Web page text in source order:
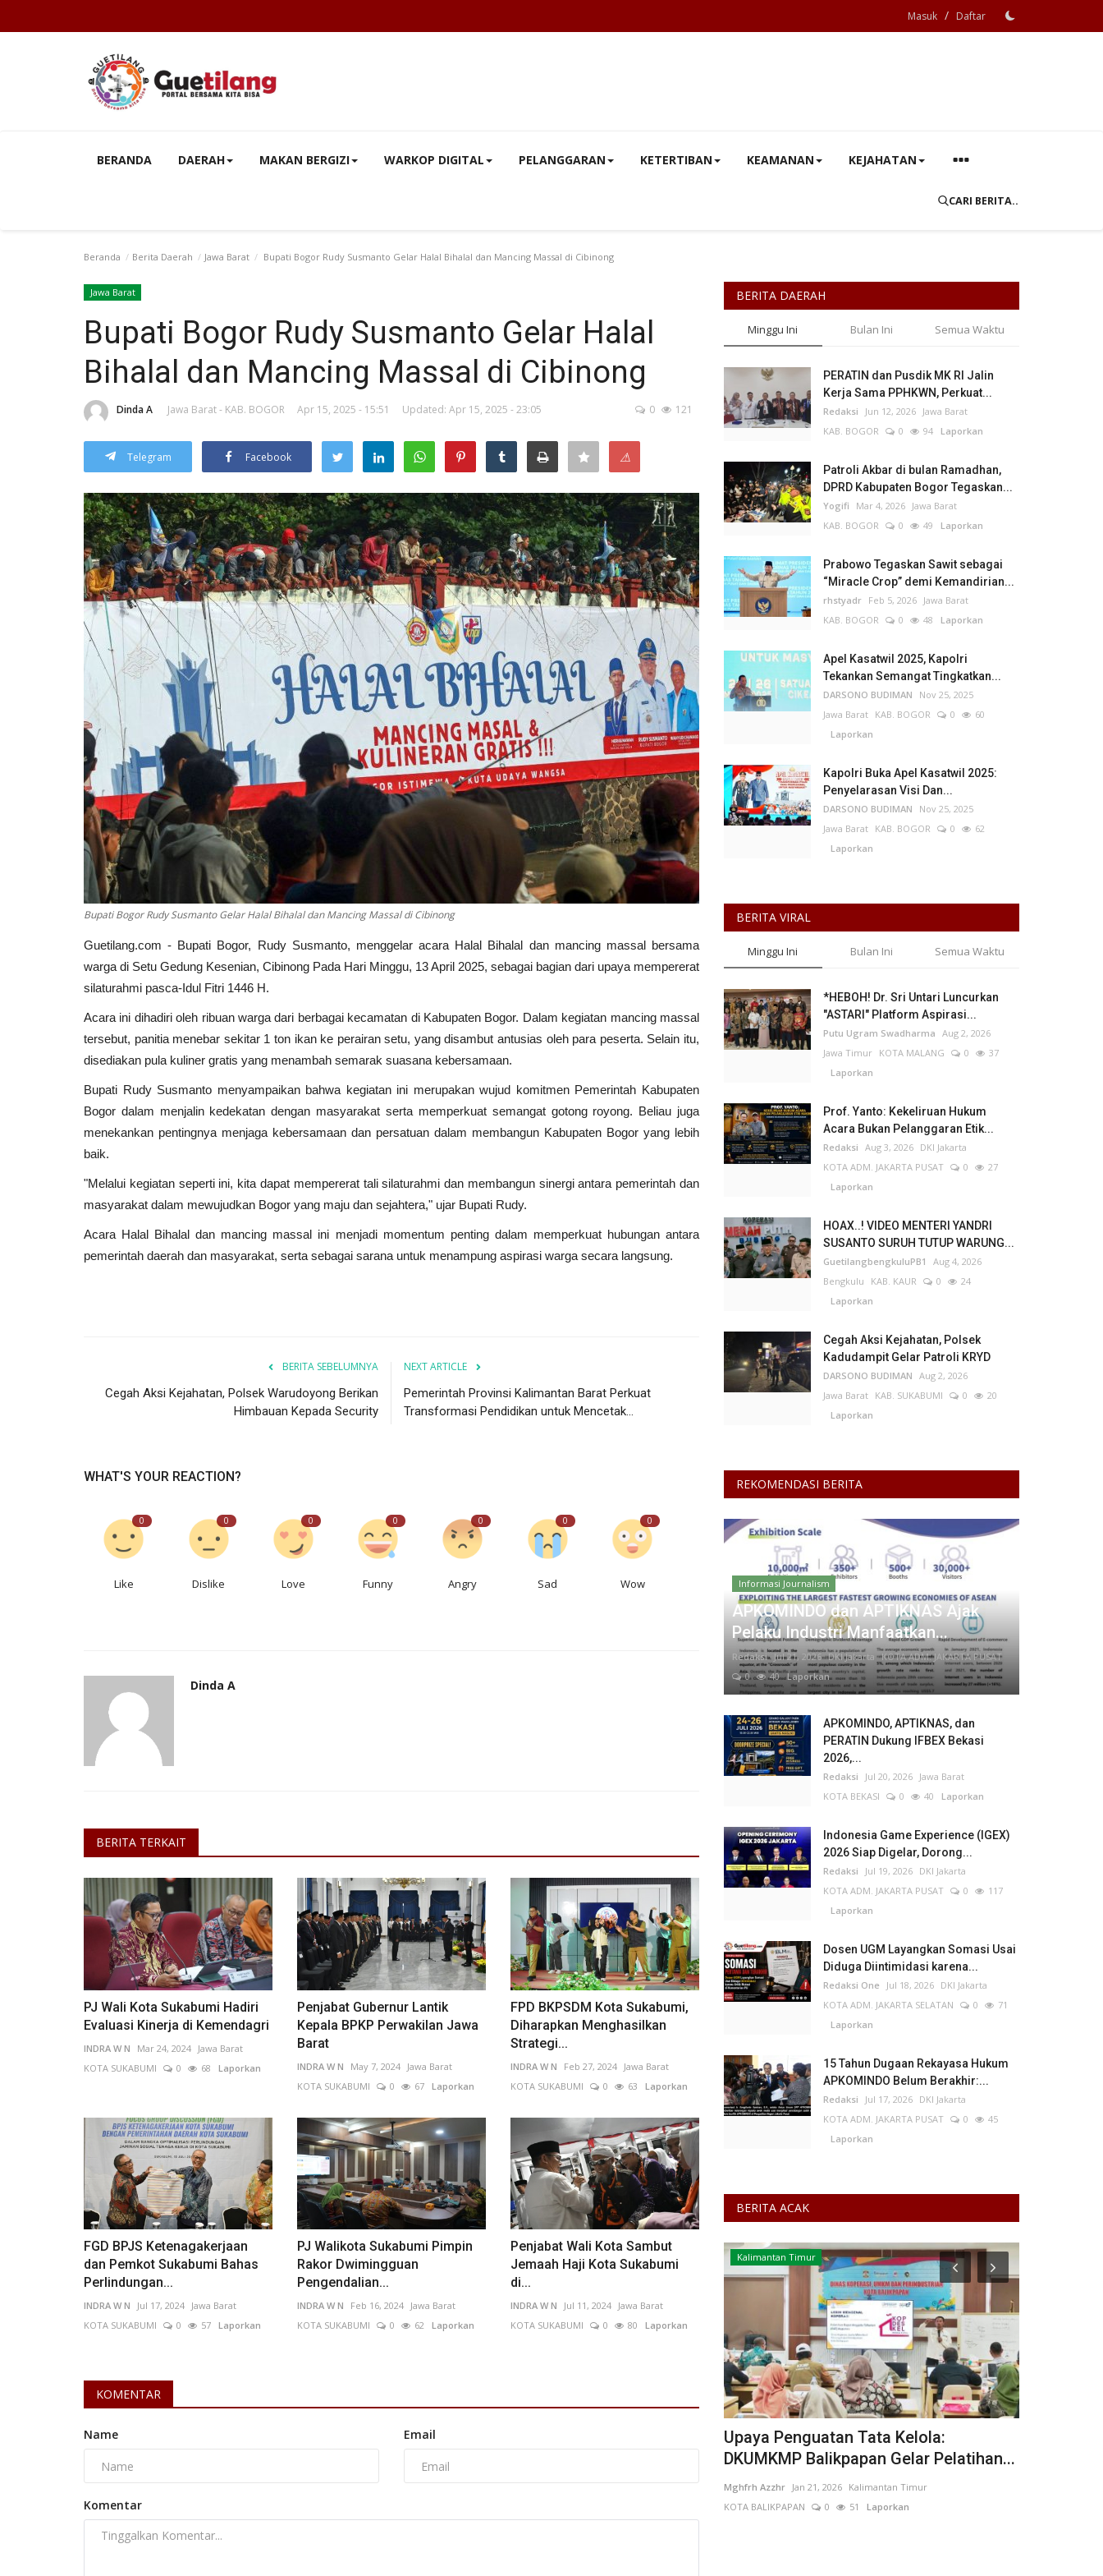
Masuk / Daftar
BERANDA DAERAH MAKAN BERGIZI WARKOP DIGITAL PELANGGARAN KETERTIBAN KEAMANAN KEJAHATAN
CARI BERITA..
Beranda Berita Daerah Jawa Barat Bupati Bogor Rudy Susmanto Gelar Halal Bihalal dan Mancing Massal di Cibinong
Jawa Barat
Bupati Bogor Rudy Susmanto Gelar Halal
Bihalal dan Mancing Massal di Cibinong
Dinda A Jawa Barat - KAB. BOGOR Apr 15, 2025 - 15:51 Updated: Apr 15, 2025 - 23:05 0 121
Telegram Facebook ⚠
Bupati Bogor Rudy Susmanto Gelar Halal Bihalal dan Mancing Massal di Cibinong
Guetilang.com - Bupati Bogor, Rudy Susmanto, menggelar acara Halal Bihalal dan mancing massal bersama
warga di Setu Gedung Kesenian, Cibinong Pada Hari Minggu, 13 April 2025, sebagai bagian dari upaya mempererat
silaturahmi pasca-Idul Fitri 1446 H.
Acara ini dihadiri oleh ribuan warga dari berbagai kecamatan di Kabupaten Bogor. Dalam kegiatan mancing massal
tersebut, panitia menebar sekitar 1 ton ikan ke perairan setu, yang disambut antusias oleh para peserta. Selain itu,
disediakan pula kuliner gratis yang menambah semarak suasana kebersamaan.
Bupati Rudy Susmanto menyampaikan bahwa kegiatan ini merupakan wujud komitmen Pemerintah Kabupaten
Bogor dalam menjalin kedekatan dengan masyarakat serta memperkuat semangat gotong royong. Beliau juga
menekankan pentingnya menjaga kebersamaan dan persatuan dalam membangun Kabupaten Bogor yang lebih
baik.
"Melalui kegiatan seperti ini, kita dapat mempererat tali silaturahmi dan membangun sinergi antara pemerintah dan
masyarakat dalam mewujudkan Bogor yang maju dan sejahtera," ujar Bupati Rudy.
Acara Halal Bihalal dan mancing massal ini menjadi momentum penting dalam memperkuat hubungan antara
pemerintah daerah dan masyarakat, serta sebagai sarana untuk menampung aspirasi warga secara langsung.
BERITA SEBELUMNYA
Cegah Aksi Kejahatan, Polsek Warudoyong Berikan
Himbauan Kepada Security
NEXT ARTICLE
Pemerintah Provinsi Kalimantan Barat Perkuat
Transformasi Pendidikan untuk Mencetak...
WHAT'S YOUR REACTION?
0
Like
0
Dislike
0
Love
0
Funny
0
Angry
0
Sad
0
Wow
Dinda A
BERITA TERKAIT
PJ Wali Kota Sukabumi Hadiri
Evaluasi Kinerja di Kemendagri
INDRA W N Mar 24, 2024 Jawa Barat
KOTA SUKABUMI
0 68 Laporkan
Penjabat Gubernur Lantik
Kepala BPKP Perwakilan Jawa
Barat
INDRA W N May 7, 2024
Jawa Barat
KOTA SUKABUMI
0 67Laporkan
FPD BKPSDM Kota Sukabumi,
Diharapkan Menghasilkan
Strategi...
INDRA W N Feb 27, 2024
Jawa Barat
KOTA SUKABUMI
0 63 Laporkan
FGD BPJS Ketenagakerjaan
dan Pemkot Sukabumi Bahas
Perlindungan...
INDRA W N Jul 17, 2024 Jawa Barat
KOTA SUKABUMI
0 57 Laporkan
PJ Walikota Sukabumi Pimpin
Rakor Dwimingguan
Pengendalian...
INDRA W N Feb 16, 2024
Jawa Barat
KOTA SUKABUMI
0 62 Laporkan
Penjabat Wali Kota Sambut
Jemaah Haji Kota Sukabumi
di...
INDRA W N Jul 11, 2024
Jawa Barat
KOTA SUKABUMI
0 80 Laporkan
KOMENTAR
Name Email
Komentar
BERITA DAERAH
Minggu Ini Bulan Ini Semua Waktu
PERATIN dan Pusdik MK RI Jalin
Kerja Sama PPHKWN, Perkuat...
Redaksi Jun 12, 2026 Jawa Barat
KAB. BOGOR
0 94 Laporkan
Patroli Akbar di bulan Ramadhan,
DPRD Kabupaten Bogor Tegaskan...
Yogifi Mar 4, 2026 Jawa Barat
KAB. BOGOR
0 49 Laporkan
Prabowo Tegaskan Sawit sebagai
“Miracle Crop” demi Kemandirian...
rhstyadr Feb 5, 2026 Jawa Barat
KAB. BOGOR
0 48 Laporkan
Apel Kasatwil 2025, Kapolri
Tekankan Semangat Tingkatkan...
DARSONO BUDIMAN
Nov 25, 2025
Jawa Barat KAB. BOGOR 0
60
Laporkan
Kapolri Buka Apel Kasatwil 2025:
Penyelarasan Visi Dan...
DARSONO BUDIMAN
Nov 25, 2025
Jawa Barat KAB. BOGOR 0
62
Laporkan
BERITA VIRAL
Minggu Ini Bulan Ini Semua Waktu
*HEBOH! Dr. Sri Untari Luncurkan
"ASTARI" Platform Aspirasi...
Putu Ugram Swadharma Aug 2, 2026
Jawa Timur KOTA MALANG 0
37
Laporkan
Prof. Yanto: Kekeliruan Hukum
Acara Bukan Pelanggaran Etik...
Redaksi Aug 3, 2026 DKI Jakarta
KOTA ADM. JAKARTA PUSAT
0
27
Laporkan
HOAX..! VIDEO MENTERI YANDRI
SUSANTO SURUH TUTUP WARUNG...
GuetilangbengkuluPB1
Aug 4, 2026
Bengkulu
KAB. KAUR 0
24
Laporkan
Cegah Aksi Kejahatan, Polsek
Kadudampit Gelar Patroli KRYD
DARSONO BUDIMAN Aug 2, 2026
Jawa Barat KAB. SUKABUMI 0
20
Laporkan
REKOMENDASI BERITA
Informasi Journalism
APKOMINDO dan APTIKNAS Ajak
Pelaku Industri Manfaatkan...
Redaksi Jul 21, 2026 DKI Jakarta KOTA ADM. JAKARTA PUSAT
0
40Laporkan
APKOMINDO, APTIKNAS, dan
PERATIN Dukung IFBEX Bekasi
2026,...
Redaksi Jul 20, 2026 Jawa Barat
KOTA BEKASI
0 40 Laporkan
Indonesia Game Experience (IGEX)
2026 Siap Digelar, Dorong...
Redaksi Jul 19, 2026 DKI Jakarta
KOTA ADM. JAKARTA PUSAT
0
117
Laporkan
Dosen UGM Layangkan Somasi Usai
Diduga Diintimidasi karena...
Redaksi One Jul 18, 2026 DKI Jakarta
KOTA ADM. JAKARTA SELATAN
0
71
Laporkan
15 Tahun Dugaan Rekayasa Hukum
APKOMINDO Belum Berakhir:...
Redaksi Jul 17, 2026 DKI Jakarta
KOTA ADM. JAKARTA PUSAT
0
45
Laporkan
BERITA ACAK
Tandatangani
0 87
Kejahatan
Jakarta Barat Bak “Gotham City”, Warga
Deniawannp May 20, 2026 DKI Jakarta
KOTA ADM. JAKARTA PUSAT
Pekerja Migran Indonesia
KP2MI dan KBRI Roma Akselerasi
Penempatan Pekerja Migran...
haroine Mar 31, 2026 DKI Jakarta KOTA ADM. JAKARTA SELATAN
Kalimantan Timur
Upaya Penguatan Tata Kelola:
DKUMKMP Balikpapan Gelar Pelatihan...
Mghfrh Azzhr Jan 21, 2026 Kalimantan Timur
KOTA BALIKPAPAN
0 51 Laporkan